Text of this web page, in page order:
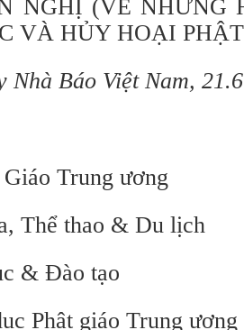
NGHỊ (VỀ NHỮNG
VÀ HỦY HOẠI
Nhà Báo Việt Nam,
Trung ương
Thể thao & Du lịch
& Đào tạo
Phật giáo Trung ương